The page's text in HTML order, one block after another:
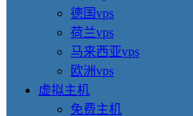
德国vps
荷兰vps
马来西亚vps
欧洲vps
虚拟主机
免费主机